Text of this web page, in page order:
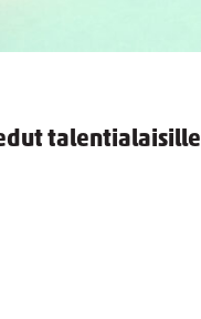
talentialaisille